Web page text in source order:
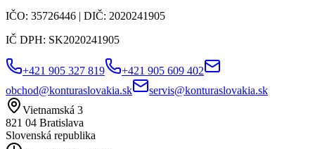
IČO: 35726446 | DIČ: 2020241905
IČ DPH: SK2020241905
+421 905 327 819
+421 905 609 402
obchod@konturaslovakia.sk
servis@konturaslovakia.sk
Vietnamská 3
821 04 Bratislava
Slovenská republika